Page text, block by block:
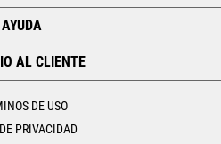
AYUDA
AL CLIENTE
DE USO
PRIVACIDAD